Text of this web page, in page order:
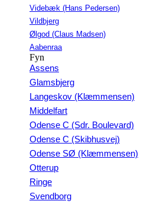
Videbæk (Hans Pedersen)
Vildbjerg
Ølgod (Claus Madsen)
Aabenraa
Fyn
Assens
Glamsbjerg
Langeskov (Klæmmensen)
Middelfart
Odense C (Sdr. Boulevard)
Odense C (Skibhusvej)
Odense SØ (Klæmmensen)
Otterup
Ringe
Svendborg